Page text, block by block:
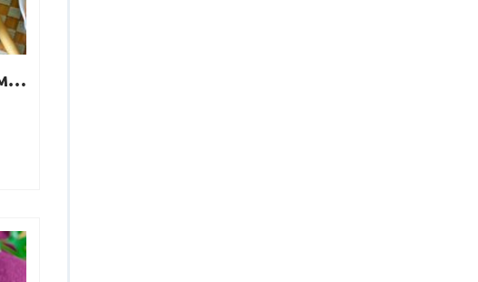
Харчо со свиными рёбрышками и мясным фаршем